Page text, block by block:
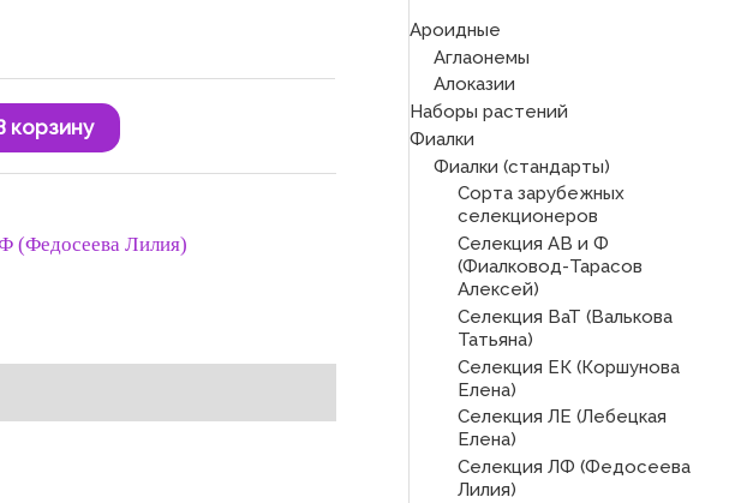
корзину
(Федосеева Лилия)
Ароидные
Аглаонемы
Алоказии
Наборы растений
Фиалки
Фиалки (стандарты)
Сорта зарубежных
селекционеров
Селекция АВ и Ф
(Фиалковод-Тарасов
Алексей)
Селекция ВаТ (Валькова
Татьяна)
Селекция ЕК (Коршунова
Елена)
Селекция ЛЕ (Лебецкая
Елена)
Селекция ЛФ (Федосеева
Лилия)